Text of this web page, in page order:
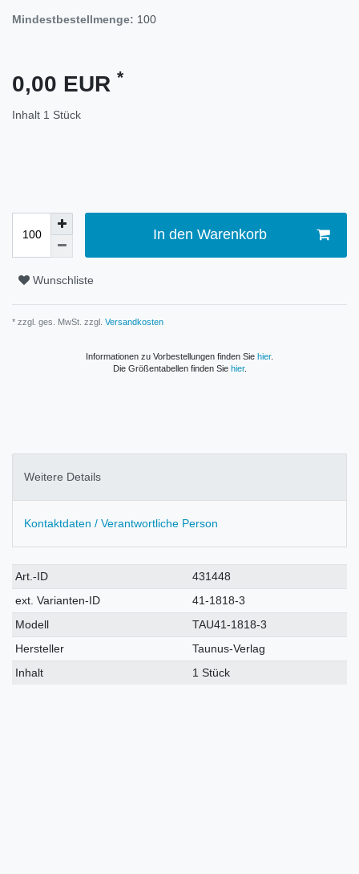
Mindestbestellmenge: 100
0,00 EUR *
Inhalt 1 Stück
In den Warenkorb
Wunschliste
* zzgl. ges. MwSt. zzgl. Versandkosten
Informationen zu Vorbestellungen finden Sie hier.
Die Größentabellen finden Sie hier.
Weitere Details
Kontaktdaten / Verantwortliche Person
Technisches
Merkmal
Wert
Art.-ID
431448
ext. Varianten-ID
41-1818-3
Modell
TAU41-1818-3
Hersteller
Taunus-Verlag
Inhalt
1 Stück